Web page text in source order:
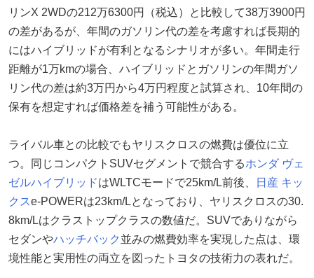
リンX 2WDの212万6300円（税込）と比較して38万3900円
の差があるが、年間のガソリン代の差を考慮すれば長期的
にはハイブリッドが有利となるシナリオが多い。年間走行
距離が1万kmの場合、ハイブリッドとガソリンの年間ガソ
リン代の差は約3万円から4万円程度と試算され、10年間の
保有を想定すれば価格差を補う可能性がある。
ライバル車との比較でもヤリスクロスの燃費は優位に立
つ。同じコンパクトSUVセグメントで競合するホンダ ヴェ
ゼルハイブリッドはWLTCモードで25km/L前後、 日産 キッ
クスe-POWERは23km/Lとなっており、ヤリスクロスの30.
8km/Lはクラストップクラスの数値だ。SUVでありながら
セダンやハッチバック 並みの燃費効率を実現した点は、環
境性能と実用性の両立を図ったトヨタの技術力の表れだ。